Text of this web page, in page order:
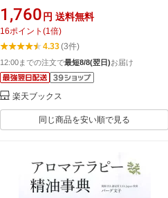
小澤智子 ]
1,760 円 送料無料
16ポイント (1倍)
4.33(3件)
12:00までの注文で最短8/8(翌日)お届け
楽天ブックス
同じ商品を安い順で見る